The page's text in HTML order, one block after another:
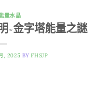
量水晶
~金字塔能量之謎
, 2025 BYFHSJP